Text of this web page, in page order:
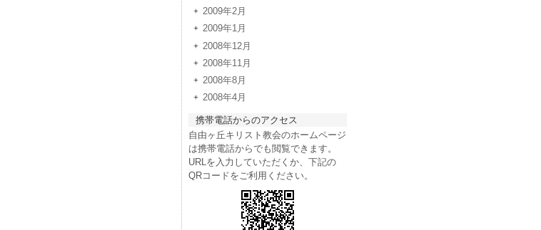
2009年2月
2009年1月
2008年12月
2008年11月
2008年8月
2008年4月
携帯電話からのアクセス
自由ヶ丘キリスト教会のホームページ
は携帯電話からでも閲覧できます。
URLを入力していただくか、下記の
QRコードをご利用ください。